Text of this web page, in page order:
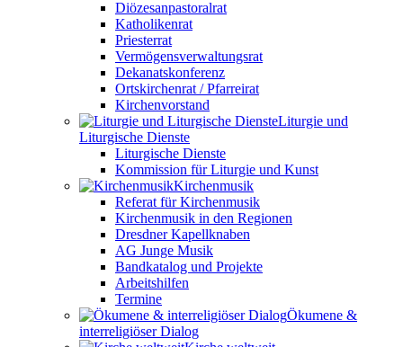
Diözesanpastoralrat
Katholikenrat
Priesterrat
Vermögensverwaltungsrat
Dekanatskonferenz
Ortskirchenrat / Pfarreirat
Kirchenvorstand
Liturgie und
Liturgische Dienste
Liturgische Dienste
Kommission für Liturgie und Kunst
Kirchenmusik
Referat für Kirchenmusik
Kirchenmusik in den Regionen
Dresdner Kapellknaben
AG Junge Musik
Bandkatalog und Projekte
Arbeitshilfen
Termine
Ökumene &
interreligiöser Dialog